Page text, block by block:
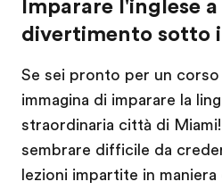
Imparare l'inglese
divertimento sotto
Se sei pronto per un corso
immagina di imparare la
straordinaria città di
sembrare difficile da
lezioni impartite in